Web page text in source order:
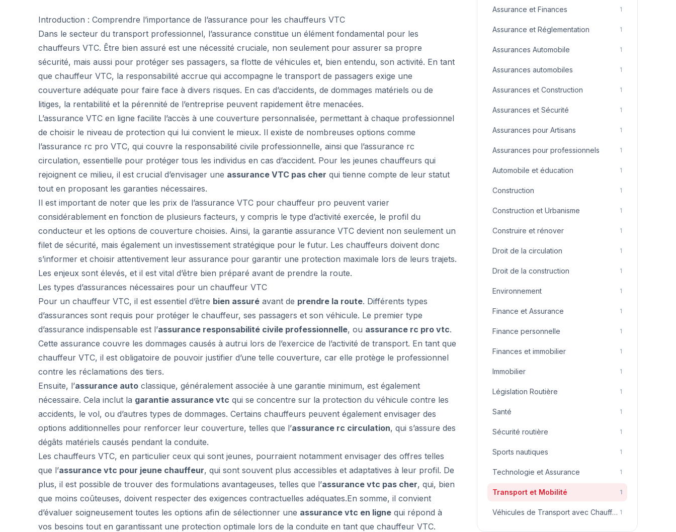
Introduction : Comprendre l’importance de l’assurance pour les chauffeurs VTC
Dans le secteur du transport professionnel, l’assurance constitue un élément fondamental pour les
chauffeurs VTC. Être bien assuré est une nécessité cruciale, non seulement pour assurer sa propre
sécurité, mais aussi pour protéger ses passagers, sa flotte de véhicules et, bien entendu, son activité. En tant
que chauffeur VTC, la responsabilité accrue qui accompagne le transport de passagers exige une
couverture adéquate pour faire face à divers risques. En cas d’accidents, de dommages matériels ou de
litiges, la rentabilité et la pérennité de l’entreprise peuvent rapidement être menacées.
L’assurance VTC en ligne facilite l’accès à une couverture personnalisée, permettant à chaque professionnel
de choisir le niveau de protection qui lui convient le mieux. Il existe de nombreuses options comme
l’assurance rc pro VTC, qui couvre la responsabilité civile professionnelle, ainsi que l’assurance rc
circulation, essentielle pour protéger tous les individus en cas d’accident. Pour les jeunes chauffeurs qui
rejoignent ce milieu, il est crucial d’envisager une assurance VTC pas cher qui tienne compte de leur statut
tout en proposant les garanties nécessaires.
Il est important de noter que les prix de l’assurance VTC pour chauffeur pro peuvent varier
considérablement en fonction de plusieurs facteurs, y compris le type d’activité exercée, le profil du
conducteur et les options de couverture choisies. Ainsi, la garantie assurance VTC devient non seulement un
filet de sécurité, mais également un investissement stratégique pour le futur. Les chauffeurs doivent donc
s’informer et choisir attentivement leur assurance pour garantir une protection maximale lors de leurs trajets.
Les enjeux sont élevés, et il est vital d’être bien préparé avant de prendre la route.
Les types d’assurances nécessaires pour un chauffeur VTC
Pour un chauffeur VTC, il est essentiel d’être bien assuré avant de prendre la route. Différents types
d’assurances sont requis pour protéger le chauffeur, ses passagers et son véhicule. Le premier type
d’assurance indispensable est l’assurance responsabilité civile professionnelle, ou assurance rc pro vtc.
Cette assurance couvre les dommages causés à autrui lors de l’exercice de l’activité de transport. En tant que
chauffeur VTC, il est obligatoire de pouvoir justifier d’une telle couverture, car elle protège le professionnel
contre les réclamations des tiers.
Ensuite, l’assurance auto classique, généralement associée à une garantie minimum, est également
nécessaire. Cela inclut la garantie assurance vtc qui se concentre sur la protection du véhicule contre les
accidents, le vol, ou d’autres types de dommages. Certains chauffeurs peuvent également envisager des
options additionnelles pour renforcer leur couverture, telles que l’assurance rc circulation, qui s’assure des
dégâts matériels causés pendant la conduite.
Les chauffeurs VTC, en particulier ceux qui sont jeunes, pourraient notamment envisager des offres telles
que l’assurance vtc pour jeune chauffeur, qui sont souvent plus accessibles et adaptatives à leur profil. De
plus, il est possible de trouver des formulations avantageuses, telles que l’assurance vtc pas cher, qui, bien
que moins coûteuses, doivent respecter des exigences contractuelles adéquates.En somme, il convient
d’évaluer soigneusement toutes les options afin de sélectionner une assurance vtc en ligne qui répond à
vos besoins tout en garantissant une protection optimale lors de la conduite en tant que chauffeur VTC.
Assurance et Finances 1
Assurance et Réglementation 1
Assurances Automobile 1
Assurances automobiles 1
Assurances et Construction 1
Assurances et Sécurité 1
Assurances pour Artisans 1
Assurances pour professionnels 1
Automobile et éducation 1
Construction 1
Construction et Urbanisme 1
Construire et rénover 1
Droit de la circulation 1
Droit de la construction 1
Environnement 1
Finance et Assurance 1
Finance personnelle 1
Finances et immobilier 1
Immobilier 1
Législation Routière 1
Santé 1
Sécurité routière 1
Sports nautiques 1
Technologie et Assurance 1
Transport et Mobilité 1
Véhicules de Transport avec Chauffeur 1